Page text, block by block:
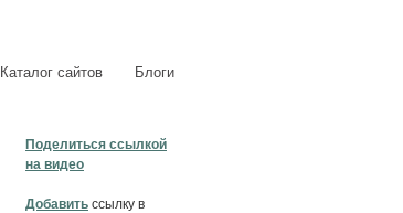
Каталог сайтов Блоги
Поделиться ссылкой
на видео
Добавить ссылку в